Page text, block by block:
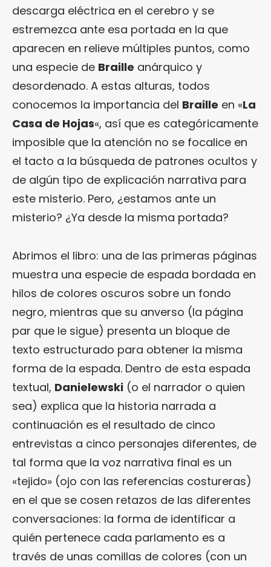
descarga eléctrica en el cerebro y se
estremezca ante esa portada en la que
aparecen en relieve múltiples puntos, como
una especie de Braille anárquico y
desordenado. A estas alturas, todos
conocemos la importancia del Braille en «La
Casa de Hojas«, así que es categóricamente
imposible que la atención no se focalice en
el tacto a la búsqueda de patrones ocultos y
de algún tipo de explicación narrativa para
este misterio. Pero, ¿estamos ante un
misterio? ¿Ya desde la misma portada?
Abrimos el libro: una de las primeras páginas
muestra una especie de espada bordada en
hilos de colores oscuros sobre un fondo
negro, mientras que su anverso (la página
par que le sigue) presenta un bloque de
texto estructurado para obtener la misma
forma de la espada. Dentro de esta espada
textual, Danielewski (o el narrador o quien
sea) explica que la historia narrada a
continuación es el resultado de cinco
entrevistas a cinco personajes diferentes, de
tal forma que la voz narrativa final es un
«tejido» (ojo con las referencias costureras)
en el que se cosen retazos de las diferentes
conversaciones: la forma de identificar a
quién pertenece cada parlamento es a
través de unas comillas de colores (con un